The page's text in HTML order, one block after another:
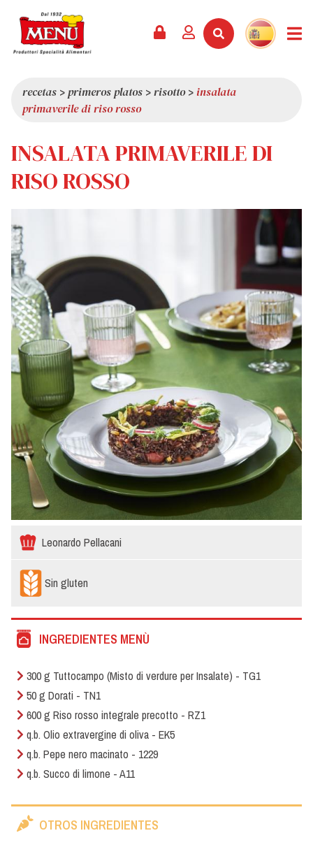
CATÁLOGO
SERVICIOS
ÚLTIMAS NOVEDADES
PREMIOS
RESEÑA DE LA PRENSA
QUIÉNES SOMOS
CALIDAD
VALORES
CURIOSIDADES
SHOWROOM
TRABAJA CON NOSOTROS
recetas >primeros platos >risotto> insalata
primaverile di riso rosso
INSALATA PRIMAVERILE DI
RISO ROSSO
Leonardo Pellacani
Sin gluten
INGREDIENTES MENÙ
300 g Tuttocampo (Misto di verdure per Insalate) - TG1
50 g Dorati - TN1
600 g Riso rosso integrale precotto - RZ1
q.b. Olio extravergine di oliva - EK5
q.b. Pepe nero macinato - 1229
q.b. Succo di limone - A11
OTROS INGREDIENTES